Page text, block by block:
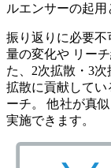
ルエンサーの起用
振り返りに必要
量の変化や リー
た、2次拡散・3次
拡散に貢献してい
ーチ。 他社が真
実施できます。